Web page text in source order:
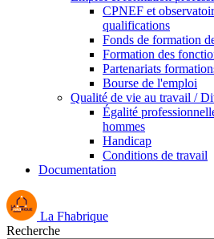
CPNEF et
qualifications
Fonds de formation
Formation des
Partenariats
Bourse de l'emploi
Qualité de vie au travail /
Égalité
hommes
Handicap
Conditions de travail
Documentation
La Fhabrique
Recherche